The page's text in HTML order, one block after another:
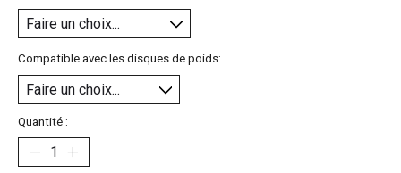
Compatible avec les disques de poids:
Quantité :